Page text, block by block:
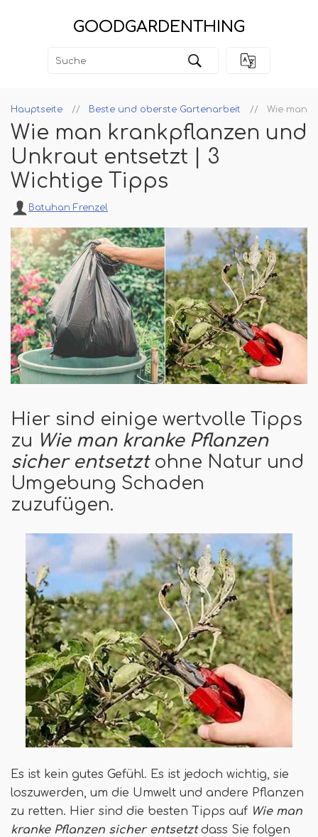
GOODGARDENTHING
Hauptseite Beste und oberste Gartenarbeit Wie man
Wie man krankpflanzen und
Unkraut entsetzt | 3
Wichtige Tipps
Batuhan Frenzel
Hier sind einige wertvolle Tipps
zu Wie man kranke Pflanzen
sicher entsetzt ohne Natur und
Umgebung Schaden
zuzufügen.
Es ist kein gutes Gefühl. Es ist jedoch wichtig, sie
loszuwerden, um die Umwelt und andere Pflanzen
zu retten. Hier sind die besten Tipps auf Wie man
kranke Pflanzen sicher entsetztdass Sie folgen